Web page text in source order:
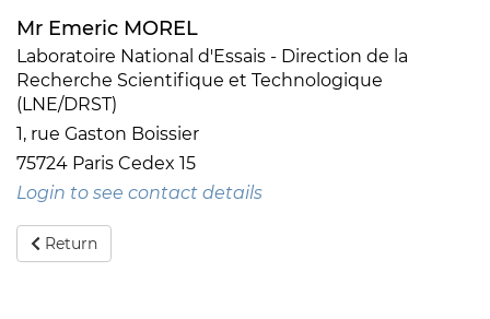
Mr Emeric MOREL
Laboratoire National d'Essais - Direction de la
Recherche Scientifique et Technologique
(LNE/DRST)
1, rue Gaston Boissier
75724 Paris Cedex 15
Login to see contact details
Return